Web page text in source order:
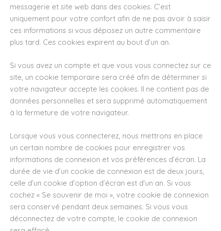
messagerie et site web dans des cookies. C’est
uniquement pour votre confort afin de ne pas avoir à saisir
ces informations si vous déposez un autre commentaire
plus tard. Ces cookies expirent au bout d’un an.
Si vous avez un compte et que vous vous connectez sur ce
site, un cookie temporaire sera créé afin de déterminer si
votre navigateur accepte les cookies. Il ne contient pas de
données personnelles et sera supprimé automatiquement
à la fermeture de votre navigateur.
Lorsque vous vous connecterez, nous mettrons en place
un certain nombre de cookies pour enregistrer vos
informations de connexion et vos préférences d’écran. La
durée de vie d’un cookie de connexion est de deux jours,
celle d’un cookie d’option d’écran est d’un an. Si vous
cochez « Se souvenir de moi », votre cookie de connexion
sera conservé pendant deux semaines. Si vous vous
déconnectez de votre compte, le cookie de connexion